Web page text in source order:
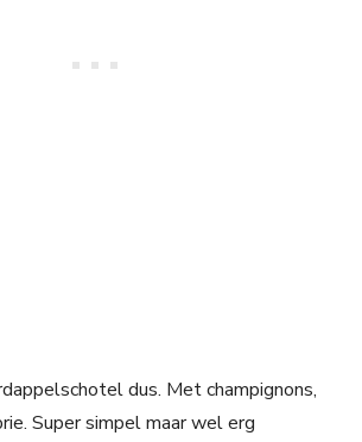
dus. Met champignons,
Super simpel maar wel erg